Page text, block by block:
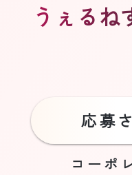
うぇるね
応募
コーポ